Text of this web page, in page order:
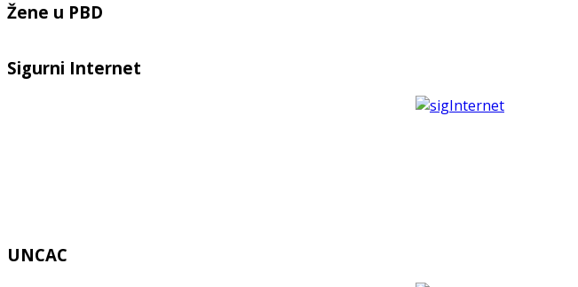
Žene u PBD
Sigurni Internet
UNCAC